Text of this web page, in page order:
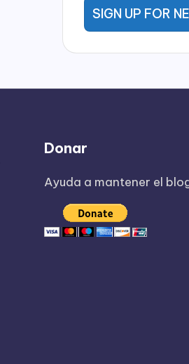
Donar
Ayuda a mantener el